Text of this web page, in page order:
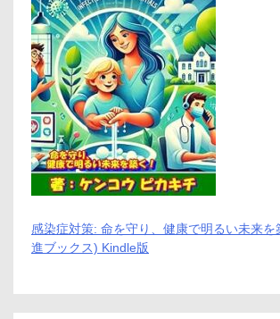
感染症対策: 命を守り、健康で明るい未来
進ブックス) Kindle版